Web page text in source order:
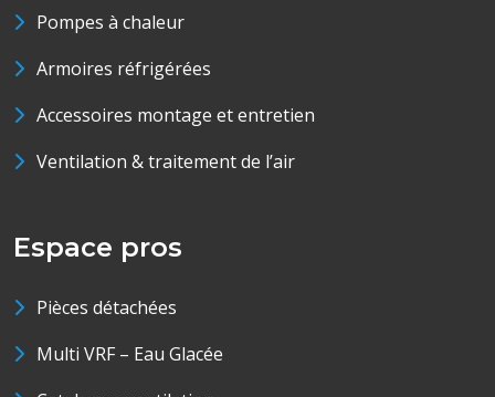
Pompes à chaleur
Armoires réfrigérées
Accessoires montage et entretien
Ventilation & traitement de l’air
Espace pros
Pièces détachées
Multi VRF – Eau Glacée